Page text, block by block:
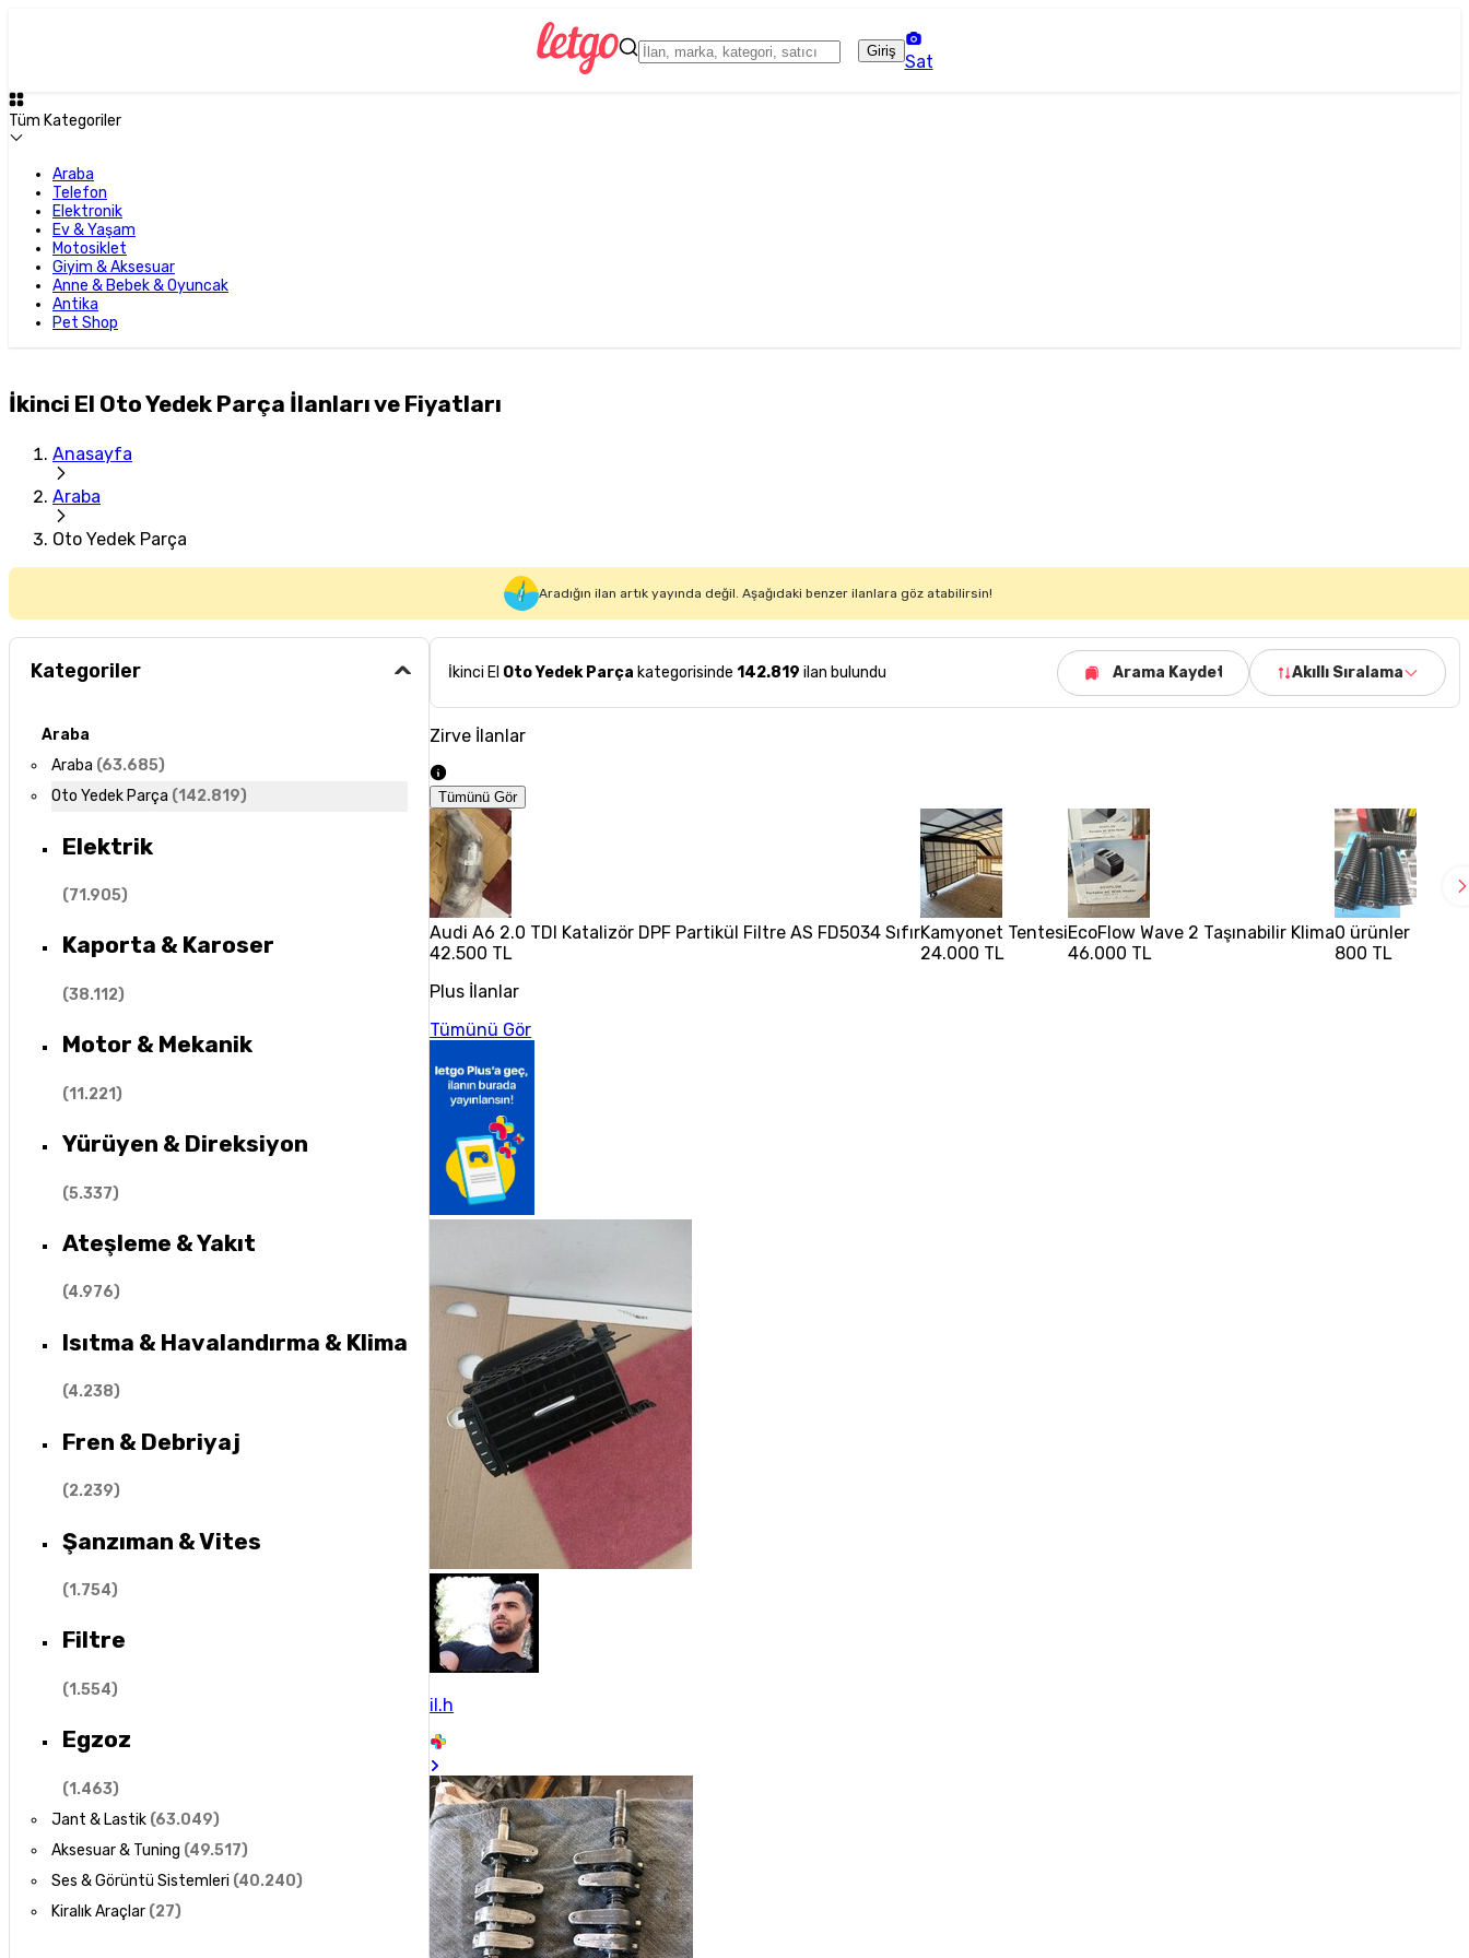
Giriş
Sat
Tüm Kategoriler
Araba
Telefon
Elektronik
Ev & Yaşam
Motosiklet
Giyim & Aksesuar
Anne & Bebek & Oyuncak
Antika
Pet Shop
İkinci El Oto Yedek Parça İlanları ve Fiyatları
Anasayfa
Araba
Oto Yedek Parça
Aradığın ilan artık yayında değil. Aşağıdaki benzer ilanlara göz atabilirsin!
Kategoriler
Araba
Araba (63.685)
Oto Yedek Parça (142.819)
Elektrik
(71.905)
Kaporta & Karoser
(38.112)
Motor & Mekanik
(11.221)
Yürüyen & Direksiyon
(5.337)
Ateşleme & Yakıt
(4.976)
Isıtma & Havalandırma & Klima
(4.238)
Fren & Debriyaj
(2.239)
Şanzıman & Vites
(1.754)
Filtre
(1.554)
Egzoz
(1.463)
Jant & Lastik (63.049)
Aksesuar & Tuning (49.517)
Ses & Görüntü Sistemleri (40.240)
Kiralık Araçlar (27)
İkinci El Oto Yedek Parça kategorisinde 142.819 ilan bulundu Arama Kaydet Akıllı Sıralama
Zirve İlanlar
Tümünü Gör
Audi A6 2.0 TDI Katalizör DPF Partikül Filtre AS FD5034 Sıfır
42.500 TL
Kamyonet Tentesi
24.000 TL
EcoFlow Wave 2 Taşınabilir Klima
46.000 TL
0 ürünler
800 TL
Plus İlanlar
Tümünü Gör
il.h